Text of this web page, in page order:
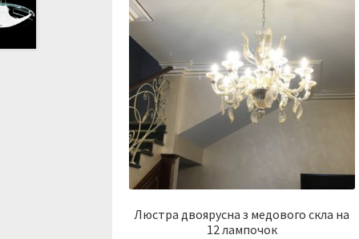
Люстра двоярусна з медового скла на
12 лампочок